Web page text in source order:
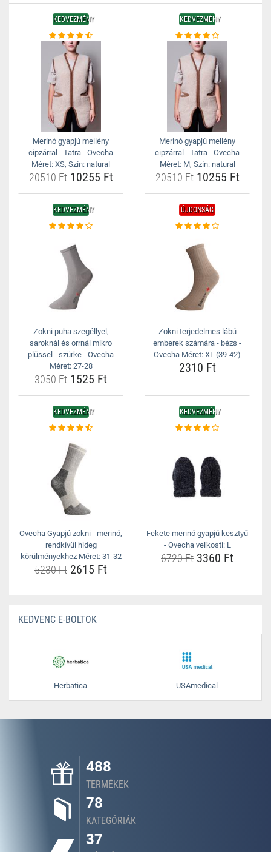
KEDVEZMÉNY
Merinó gyapjú mellény
cipzárral - Tatra - Ovecha
Méret: XS, Szín: natural
20510 Ft10255 Ft
KEDVEZMÉNY
Merinó gyapjú mellény
cipzárral - Tatra - Ovecha
Méret: M, Szín: natural
20510 Ft10255 Ft
KEDVEZMÉNY
Zokni puha szegéllyel,
saroknál és orrnál mikro
plüssel - szürke - Ovecha
Méret: 27-28
3050 Ft 1525 Ft
ÚJDONSÁG
Zokni terjedelmes lábú
emberek számára - bézs -
Ovecha Méret: XL (39-42)
2310 Ft
KEDVEZMÉNY
Ovecha Gyapjú zokni - merinó,
rendkívül hideg
körülményekhez Méret: 31-32
5230 Ft 2615 Ft
KEDVEZMÉNY
Fekete merinó gyapjú kesztyű
- Ovecha veľkosti: L
6720 Ft 3360 Ft
KEDVENC E-BOLTOK
Herbatica USAmedical
488
TERMÉKEK
78
KATEGÓRIÁK
37